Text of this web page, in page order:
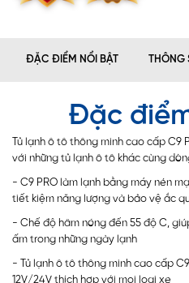
ĐẶC ĐIỂM NỔI BẬT THÔNG
Đặc
Tủ lạnh ô tô thông minh cao cấp
với những tủ lạnh ô tô khác cùng
- C9 PRO làm lạnh bằng máy nén
tiết kiệm năng lượng và bảo vệ ắc
- Chế độ hâm nóng đến 55 độ C,
ấm trong những ngày lạnh
- Tủ lạnh ô tô thông minh cao cấp
12V/24V thích hợp với mọi loại xe